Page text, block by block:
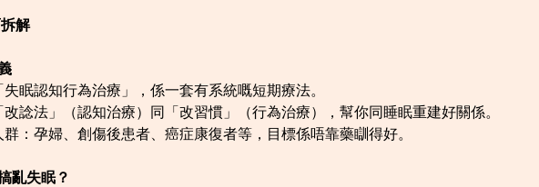
解
眠認知行為治療」，係一套有系統嘅短期療法。
改諗法」（認知治療）同「改習慣」（行為治療），幫你同睡眠重建好關係。
群：孕婦、創傷後患者、癌症康復者等，目標係唔靠藥瞓得好。
亂失眠？